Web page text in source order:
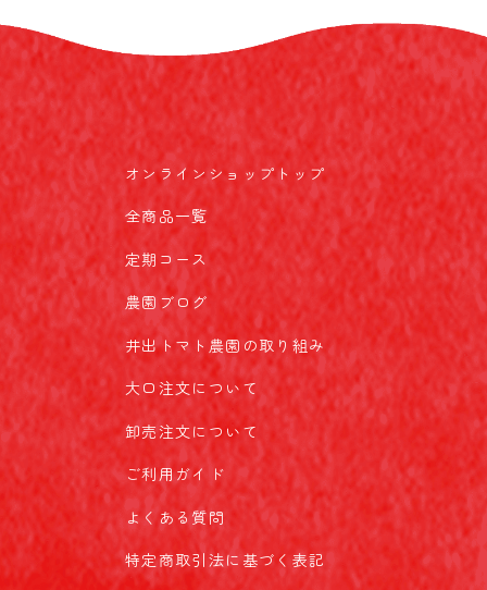
オンラインショップトップ
全商品一覧
定期コース
農園ブログ
井出トマト農園の取り組み
大口注文について
卸売注文について
ご利用ガイド
よくある質問
特定商取引法に基づく表記